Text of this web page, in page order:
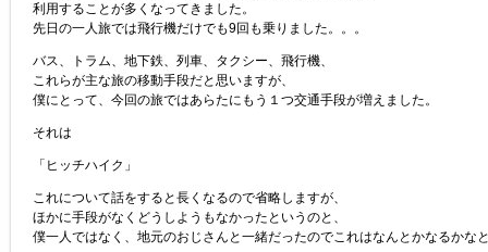
利用することが多くなってきました。
先日の一人旅では飛行機だけでも9回も乗りました。。。
バス、トラム、地下鉄、列車、タクシー、飛行機、
これらが主な旅の移動手段だと思いますが、
僕にとって、今回の旅ではあらたにもう１つ交通手段が増えました。
それは
「ヒッチハイク」
これについて話をすると長くなるので省略しますが、
ほかに手段がなくどうしようもなかったというのと、
僕一人ではなく、地元のおじさんと一緒だったのでこれはなんとかなるかな